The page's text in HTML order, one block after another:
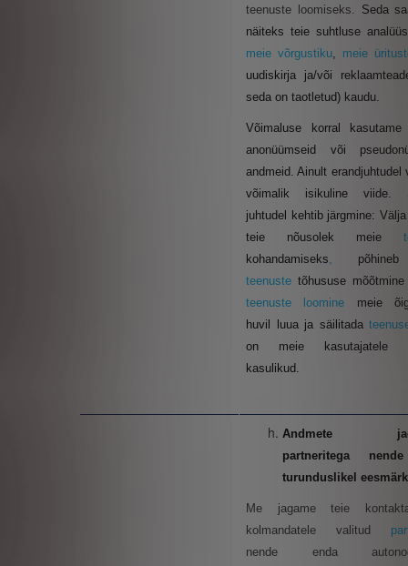
teenuste loomiseks. Seda
näiteks teie suhtluse
meie võrgustiku, meie
uudiskirja ja/või
seda on taotletud) kaudu.
Võimaluse korral kasutame
anonüümseid või
andmeid. Ainult erandjuhtudel
võimalik isikuline viide.
juhtudel kehtib järgmine:
teie nõusolek meie
kohandamiseks,
teenuste tõhususe
teenuste loomine meie
huvil luua ja säilitada
on meie kasutajatele
kasulikud.
Andmete
partneritega
turunduslikel
Me jagame teie
kolmandatele valitud
nende enda